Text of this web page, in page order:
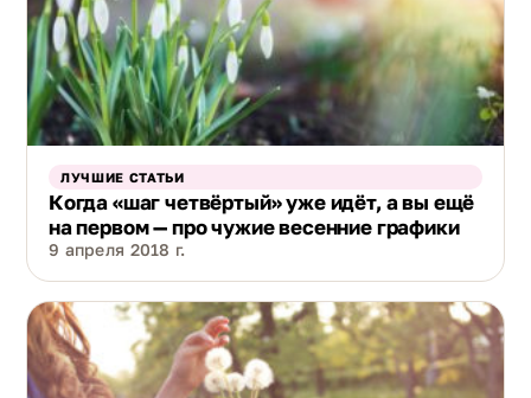
ЛУЧШИЕ СТАТЬИ
Когда «шаг четвёртый» уже идёт, а вы ещё
на первом — про чужие весенние графики
9 апреля 2018 г.